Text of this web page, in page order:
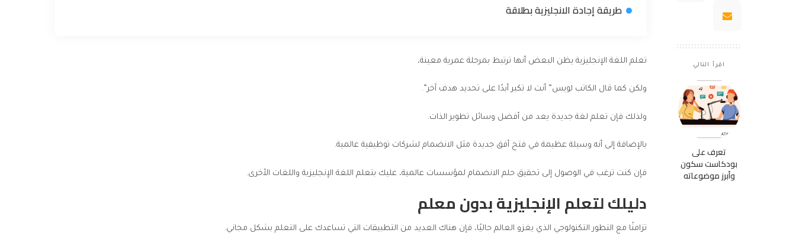
اقرأ التالي
تعرف على
بودكاست سكون
وأبرز موضوعاته
طريقة إجادة الانجليزية بطلاقة
تعلم اللغة الإنجليزية يظن البعض أنها ترتبط بمرحلة عمرية معينة،
ولكن كما قال الكاتب لويس” أنت لا تكبر أبدًا على تحديد هدف آخر”.
ولذلك فإن تعلم لغة جديدة يعد من أفضل وسائل تطوير الذات.
بالإضافة إلى أنه وسيلة عظيمة في فتح أفق جديدة مثل الانضمام لشركات توظيفية عالمية.
فإن كنت ترغب في الوصول إلى تحقيق حلم الانضمام لمؤسسات عالمية، عليك بتعلم اللغة الإنجليزية واللغات الأخرى.
دليلك لتعلم الإنجليزية بدون معلم
تزامنًا مع التطور التكنولوجي الذي يغزو العالم حاليًا، فإن هناك العديد من التطبيقات التي تساعدك على التعلم بشكل مجاني.